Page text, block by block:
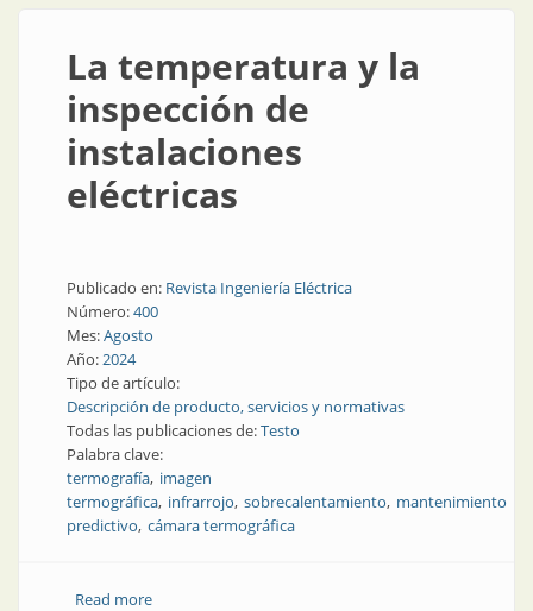
La temperatura y la
inspección de
instalaciones
eléctricas
Publicado en: Revista Ingeniería Eléctrica
Número:400
Mes:Agosto
Año:2024
Tipo de artículo:
Descripción de producto, servicios y normativas
Todas las publicaciones de:Testo
Palabra clave:
termografía imagen
termográfica infrarrojo sobrecalentamiento mantenimiento
predictivo cámara termográfica
Read moreabout La temperatura y la inspección de instalaciones